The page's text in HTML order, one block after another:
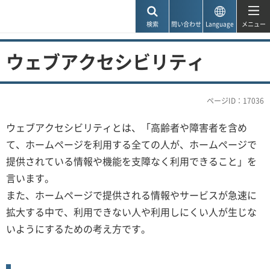
検索 問い合わせ Language メニュー
ウェブアクセシビリティ
ページID：17036
ウェブアクセシビリティとは、「高齢者や障害者を含め
て、ホームページを利用する全ての人が、ホームページで
提供されている情報や機能を支障なく利用できること」を
言います。
また、ホームページで提供される情報やサービスが急速に
拡大する中で、利用できない人や利用しにくい人が生じな
いようにするための考え方です。